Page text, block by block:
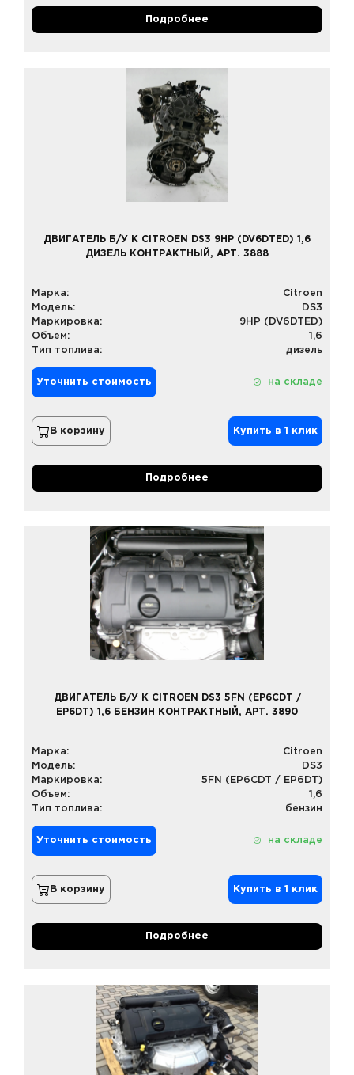
Подробнее
ДВИГАТЕЛЬ Б/У К CITROEN DS3 9HP (DV6DTED) 1,6
ДИЗЕЛЬ КОНТРАКТНЫЙ, АРТ. 3888
Марка:
Citroen
Модель:
DS3
Маркировка:
9HP (DV6DTED)
Объем:
1,6
Тип топлива:
дизель
Уточнить стоимость на складе
В корзину Купить в 1 клик
Подробнее
ДВИГАТЕЛЬ Б/У К CITROEN DS3 5FN (EP6CDT /
EP6DT) 1,6 БЕНЗИН КОНТРАКТНЫЙ, АРТ. 3890
Марка:
Citroen
Модель:
DS3
Маркировка:
5FN (EP6CDT / EP6DT)
Объем:
1,6
Тип топлива:
бензин
Уточнить стоимость на складе
В корзину Купить в 1 клик
Подробнее